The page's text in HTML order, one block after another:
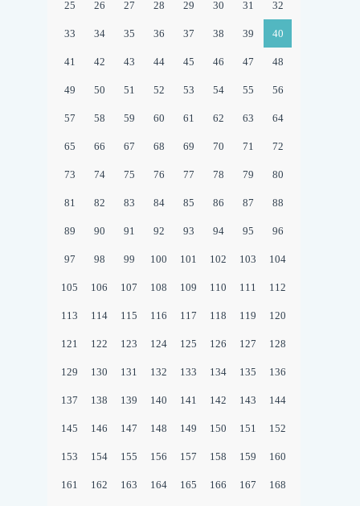
25 26 27 28 29 30 31 32
33 34 35 36 37 38 39 40
41 42 43 44 45 46 47 48
49 50 51 52 53 54 55 56
57 58 59 60 61 62 63 64
65 66 67 68 69 70 71 72
73 74 75 76 77 78 79 80
81 82 83 84 85 86 87 88
89 90 91 92 93 94 95 96
97 98 99 100 101 102 103 104
105 106 107 108 109 110 111 112
113 114 115 116 117 118 119 120
121 122 123 124 125 126 127 128
129 130 131 132 133 134 135 136
137 138 139 140 141 142 143 144
145 146 147 148 149 150 151 152
153 154 155 156 157 158 159 160
161 162 163 164 165 166 167 168